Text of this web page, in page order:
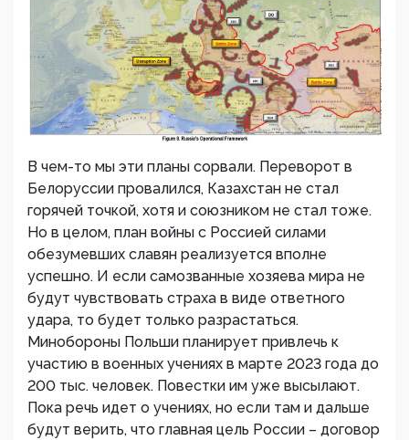
В чем-то мы эти планы сорвали. Переворот в
Белоруссии провалился, Казахстан не стал
горячей точкой, хотя и союзником не стал тоже.
Но в целом, план войны с Россией силами
обезумевших славян реализуется вполне
успешно. И если самозванные хозяева мира не
будут чувствовать страха в виде ответного
удара, то будет только разрастаться.
Минобороны Польши планирует привлечь к
участию в военных учениях в марте 2023 года до
200 тыс. человек. Повестки им уже высылают.
Пока речь идет о учениях, но если там и дальше
будут верить, что главная цель России – договор